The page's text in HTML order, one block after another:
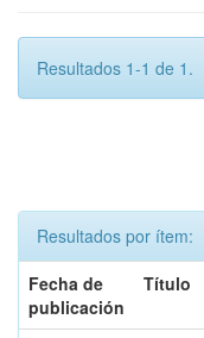
Resultados 1-1 de 1.
Resultados por ítem:
Fecha de
publicación
Título